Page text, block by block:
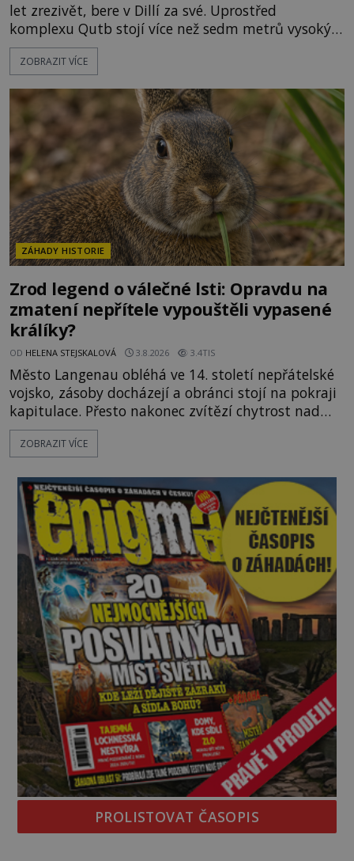
let zrezivět, bere v Dillí za své. Uprostřed
komplexu Qutb stojí více než sedm metrů vysoký
železný sloup, který už přibližně 1 600 let odolává
počasí s jen nepatrnými stopami koroze. Jeho
ztracených technologiích či tajemných
materiálech. Moderní metalurgie však ukazuje, že
skutečné vysvětlení je ješt
ZOBRAZIT VÍCE
ZÁHADY HISTORIE
Zrod legend o válečné lsti: Opravdu na
zmatení nepřítele vypouštěli vypasené
králíky?
OD HELENA STEJSKALOVÁ 3.8.2026 3.4TIS
Město Langenau obléhá ve 14. století nepřátelské
vojsko, zásoby docházejí a obránci stojí na pokraji
kapitulace. Přesto nakonec zvítězí chytrost nad
hrubou silou. Podle staré německé legendy vypustí
obyvatelé za hradby dobře živeného králíka, aby
dost. Čas pracuje pro obléhatele. Ve městě ubývají
zásoby a každý den znamená další porci strádá
ZOBRAZIT VÍCE
PROLISTOVAT ČASOPIS